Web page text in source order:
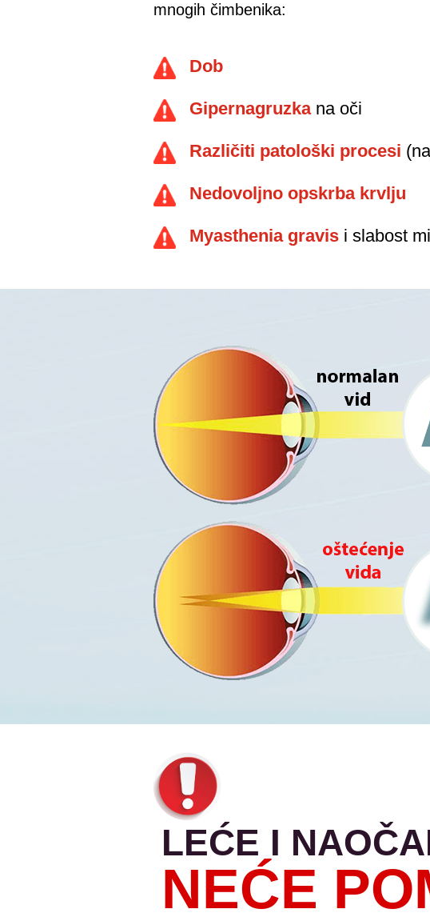
mnogih čimbenika:
Dob
Gipernagruzkana oči
Različiti patološki procesi
Nedovoljno opskrba krvlju
Myasthenia gravis i slabost
LEĆE I
NEĆE